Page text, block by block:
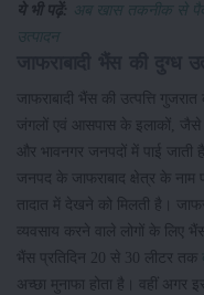
ये भी पढ़ें:
अब खास तकनीक से
उत्पादन
जाफराबादी भैंस की उत्पत्ति
जंगलों एवं आसपास के इलाकों, जैसे
और भावनगर जनपदों में पाई
जनपद के जाफराबाद क्षेत्र के नाम
तादात में देखने को मिलती है।
व्यवसाय करने वाले लोगों के लिए
भैंस प्रतिदिन 20 से 30 लीटर तक
अच्छा मुनाफा होता है। वहीं